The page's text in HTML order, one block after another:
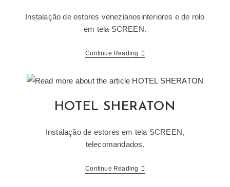
Instalação de estores venezianosinteriores e de rolo
em tela SCREEN.
Continue Reading EDIFÍCIO
/
RESIDENCIAL
HOTEL SHERATON
Instalação de estores em tela SCREEN,
telecomandados.
Continue Reading HOTEL